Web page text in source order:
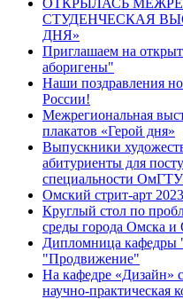
СТУДЕНЧЕСКАЯ
ДНЯ»
Приглашаем на
аборигены"
Наши поздравления
России!
Межрегиональная
плакатов «Герой дня»
Выпускники
абитуриенты для
специальности ОмГТУ
Омский стрит-арт 2023
Круглый стол по
среды города Омска и
Дипломница кафедры
"Продвижение"
На кафедре «Дизайн»
научно-практическая